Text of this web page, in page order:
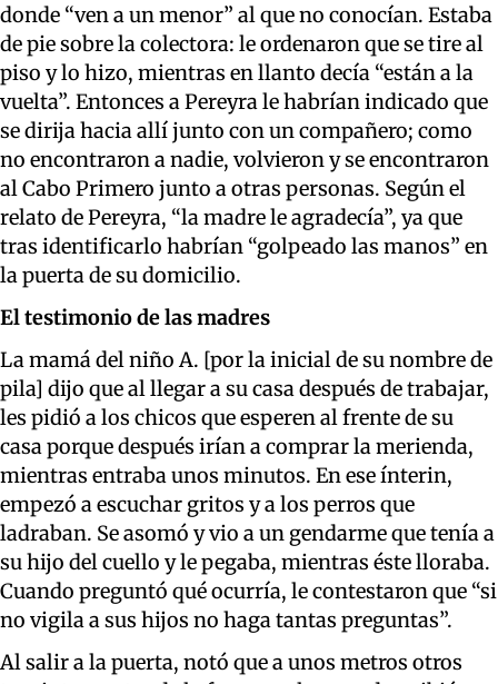
donde “ven a un menor” al que no conocían. Estaba
de pie sobre la colectora: le ordenaron que se tire al
piso y lo hizo, mientras en llanto decía “están a la
vuelta”. Entonces a Pereyra le habrían indicado que
se dirija hacia allí junto con un compañero; como
no encontraron a nadie, volvieron y se encontraron
al Cabo Primero junto a otras personas. Según el
relato de Pereyra, “la madre le agradecía”, ya que
tras identificarlo habrían “golpeado las manos” en
la puerta de su domicilio.
El testimonio de las madres
La mamá del niño A. [por la inicial de su nombre de
pila] dijo que al llegar a su casa después de trabajar,
les pidió a los chicos que esperen al frente de su
casa porque después irían a comprar la merienda,
mientras entraba unos minutos. En ese ínterin,
empezó a escuchar gritos y a los perros que
ladraban. Se asomó y vio a un gendarme que tenía a
su hijo del cuello y le pegaba, mientras éste lloraba.
Cuando preguntó qué ocurría, le contestaron que “si
no vigila a sus hijos no haga tantas preguntas”.
Al salir a la puerta, notó que a unos metros otros